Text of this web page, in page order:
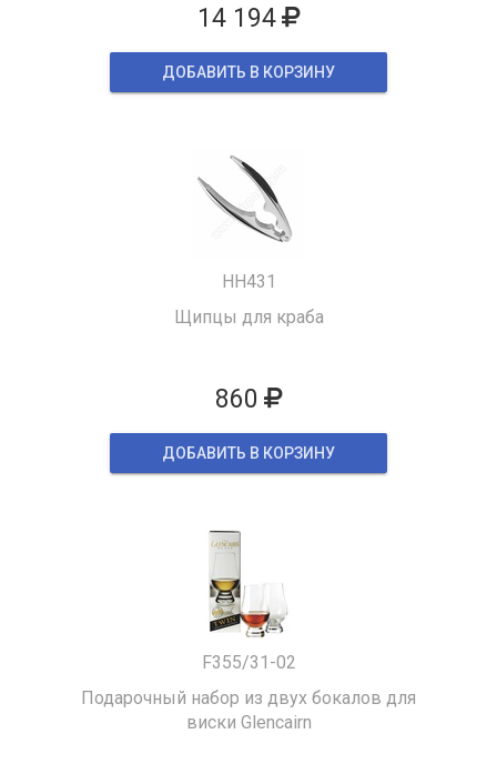
14 194
ДОБАВИТЬ В КОРЗИНУ
HH431
Щипцы для краба
860
ДОБАВИТЬ В КОРЗИНУ
F355/31-02
Подарочный набор из двух бокалов для
виски Glencairn